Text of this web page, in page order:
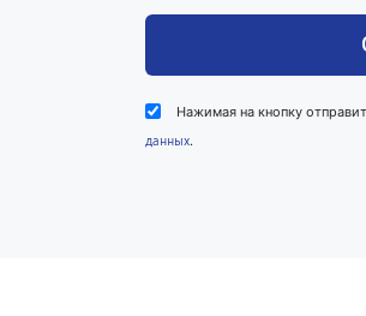
Нажимая на кнопку
данных.